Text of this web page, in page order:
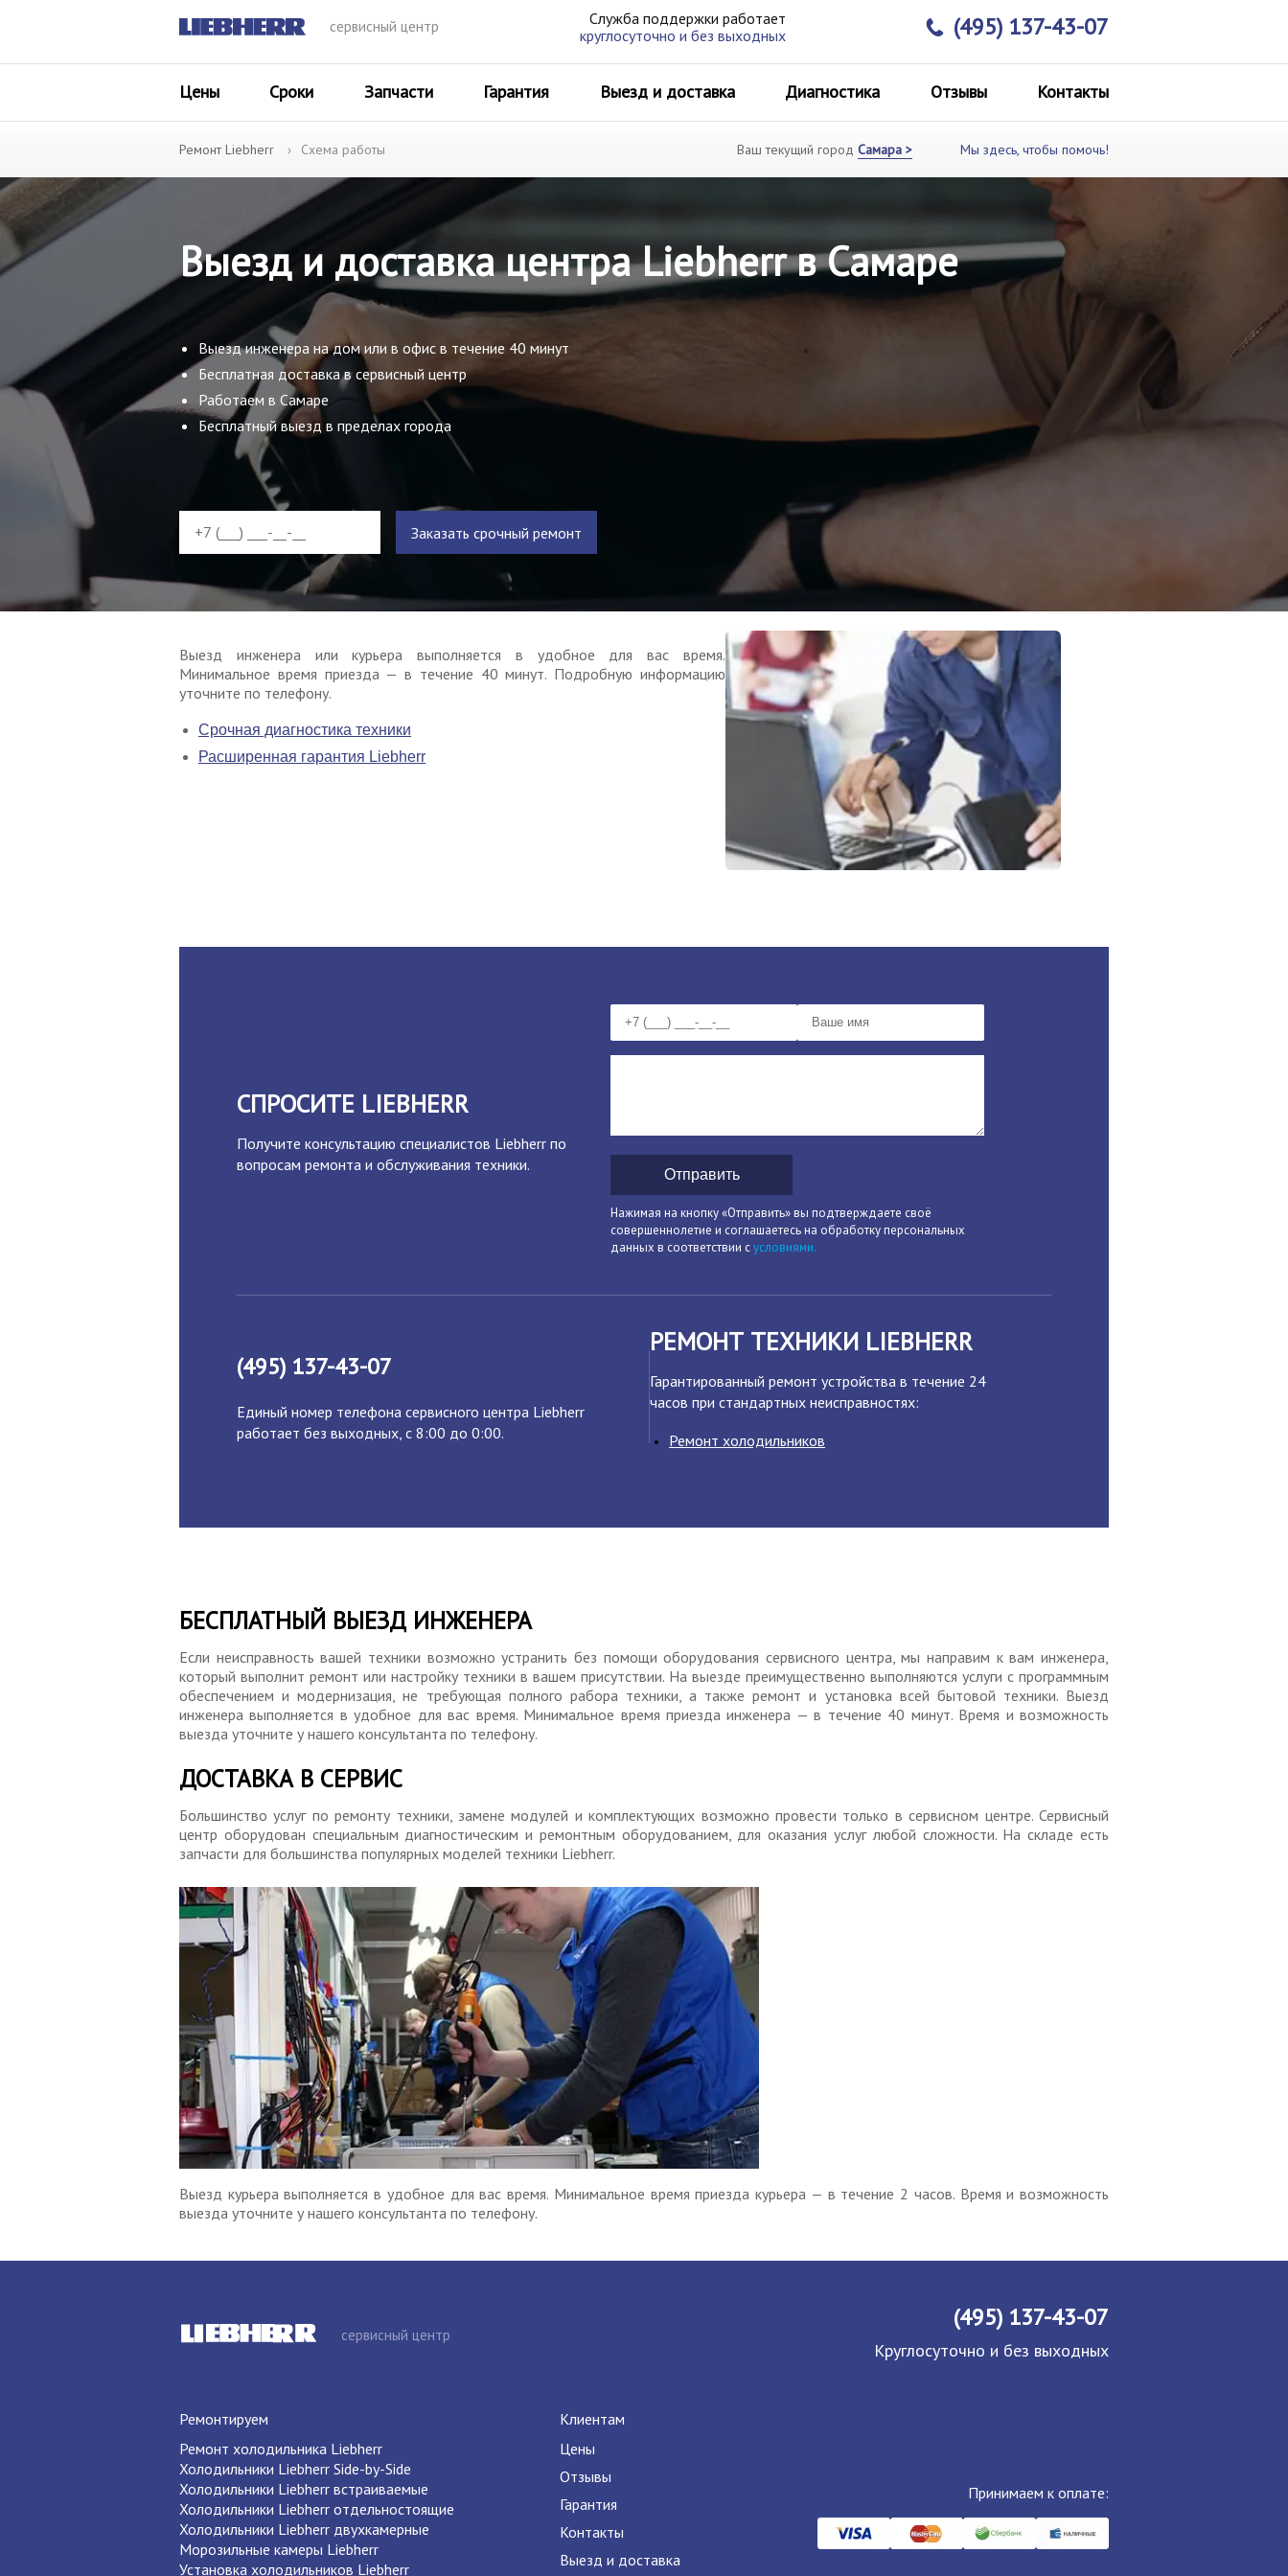
сервисный центр
Служба поддержки работает
круглосуточно и без выходных
(495) 137-43-07
Цены Сроки Запчасти Гарантия Выезд и доставка Диагностика Отзывы Контакты
Ремонт Liebherr Схема работы Ваш текущий город Самара > Мы здесь, чтобы помочь!
Выезд и доставка центра Liebherr в Самаре
Выезд инженера на дом или в офис в течение 40 минут
Бесплатная доставка в сервисный центр
Работаем в Самаре
Бесплатный выезд в пределах города
Заказать срочный ремонт
Выезд инженера или курьера выполняется в удобное для вас время.
Минимальное время приезда — в течение 40 минут. Подробную информацию
уточните по телефону.
Срочная диагностика техники
Расширенная гарантия Liebherr
СПРОСИТЕ LIEBHERR
Получите консультацию специалистов Liebherr по
вопросам ремонта и обслуживания техники.
Отправить
Нажимая на кнопку «Отправить» вы подтверждаете своё
совершеннолетие и соглашаетесь на обработку персональных
данных в соответствии сусловиями.
(495) 137-43-07
Единый номер телефона сервисного центра Liebherr
работает без выходных, с 8:00 до 0:00.
РЕМОНТ ТЕХНИКИ LIEBHERR
Гарантированный ремонт устройства в течение 24
часов при стандартных неисправностях:
Ремонт холодильников
БЕСПЛАТНЫЙ ВЫЕЗД ИНЖЕНЕРА
Если неисправность вашей техники возможно устранить без помощи оборудования сервисного центра, мы направим к вам инженера,
который выполнит ремонт или настройку техники в вашем присутствии. На выезде преимущественно выполняются услуги с программным
обеспечением и модернизация, не требующая полного рабора техники, а также ремонт и установка всей бытовой техники. Выезд
инженера выполняется в удобное для вас время. Минимальное время приезда инженера — в течение 40 минут. Время и возможность
выезда уточните у нашего консультанта по телефону.
ДОСТАВКА В СЕРВИС
Большинство услуг по ремонту техники, замене модулей и комплектующих возможно провести только в сервисном центре. Сервисный
центр оборудован специальным диагностическим и ремонтным оборудованием, для оказания услуг любой сложности. На складе есть
запчасти для большинства популярных моделей техники Liebherr.
Выезд курьера выполняется в удобное для вас время. Минимальное время приезда курьера — в течение 2 часов. Время и возможность
выезда уточните у нашего консультанта по телефону.
сервисный центр
(495) 137-43-07
Круглосуточно и без выходных
Ремонтируем
Ремонт холодильника Liebherr
Холодильники Liebherr Side-by-Side
Холодильники Liebherr встраиваемые
Холодильники Liebherr отдельностоящие
Холодильники Liebherr двухкамерные
Морозильные камеры Liebherr
Установка холодильников Liebherr
Клиентам
Цены
Отзывы
Гарантия
Контакты
Выезд и доставка
Принимаем к оплате: